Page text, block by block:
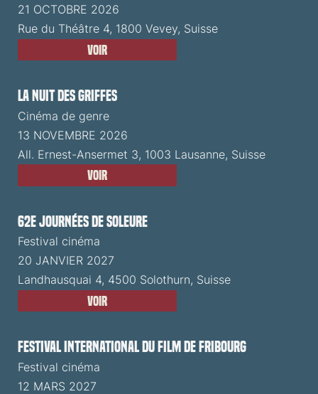
21 OCTOBRE 2026
Rue du Théâtre 4, 1800 Vevey, Suisse
Voir
La Nuit des Griffes
Cinéma de genre
13 NOVEMBRE 2026
All. Ernest-Ansermet 3, 1003 Lausanne, Suisse
Voir
62e Journées de Soleure
Festival cinéma
20 JANVIER 2027
Landhausquai 4, 4500 Solothurn, Suisse
Voir
Festival International du Film de Fribourg
Festival cinéma
12 MARS 2027